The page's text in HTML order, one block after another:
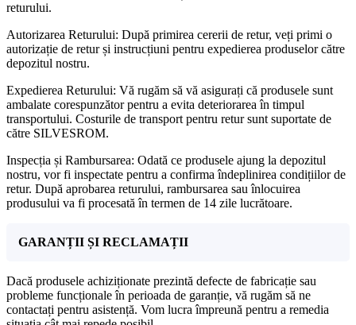
returului.
Autorizarea Returului: După primirea cererii de retur, veți primi o
autorizație de retur și instrucțiuni pentru expedierea produselor către
depozitul nostru.
Expedierea Returului: Vă rugăm să vă asigurați că produsele sunt
ambalate corespunzător pentru a evita deteriorarea în timpul
transportului. Costurile de transport pentru retur sunt suportate de
către SILVESROM.
Inspecția și Rambursarea: Odată ce produsele ajung la depozitul
nostru, vor fi inspectate pentru a confirma îndeplinirea condițiilor de
retur. După aprobarea returului, rambursarea sau înlocuirea
produsului va fi procesată în termen de 14 zile lucrătoare.
GARANȚII ȘI RECLAMAȚII
Dacă produsele achiziționate prezintă defecte de fabricație sau
probleme funcționale în perioada de garanție, vă rugăm să ne
contactați pentru asistență. Vom lucra împreună pentru a remedia